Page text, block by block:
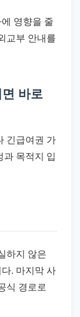
영향을 줄
교부 안내를
바로
긴급여권 가
과 목적지 입
하지 않은
. 마지막 사
식 경로로